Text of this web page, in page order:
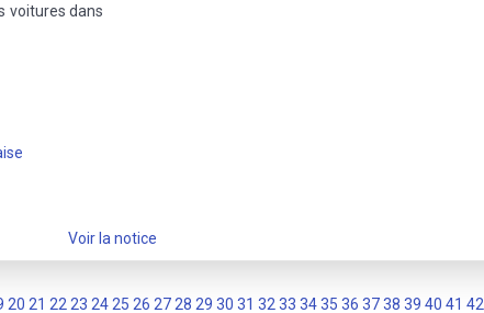
voitures dans
Voir la notice
20 21 22 23 24 25 26 27 28 29 30 31 32 33 3435 36 3738 39 40 41 42